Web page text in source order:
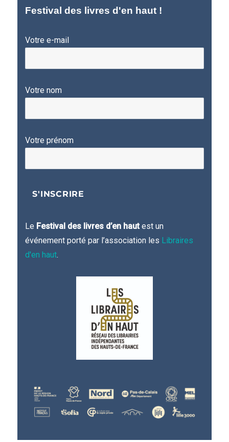
Festival des livres d'en haut !
Votre e-mail
Votre nom
Votre prénom
Le Festival des livres d’en hautest un
événement porté par l’association les Libraires
d'en haut.